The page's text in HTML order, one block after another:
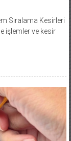
Sıralama Kesirleri
işlemler ve kesir